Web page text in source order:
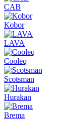
CAB
Kobor
LAVA
Cooleq
Scotsman
Hurakan
Brema